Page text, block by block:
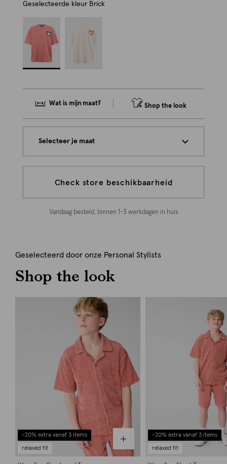
Geselecteerde kleur Brick
Wat is mijn maat? Shop the look
Selecteer je maat
Check store beschikbaarheid
Vandaag besteld, binnen 1-3 werkdagen in huis
Geselecteerd door onze Personal Stylists
Shop the look
-20% extra vanaf 3 items
relaxed fit
-20% extra vanaf 3 items
relaxed fit